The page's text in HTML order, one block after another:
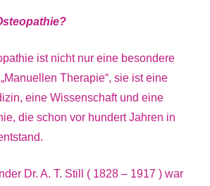
ist nicht nur eine besondere
Therapie“, sie ist eine
eine Wissenschaft und eine
die schon vor hundert Jahren in
Dr. A. T. Still ( 1828 – 1917 ) war